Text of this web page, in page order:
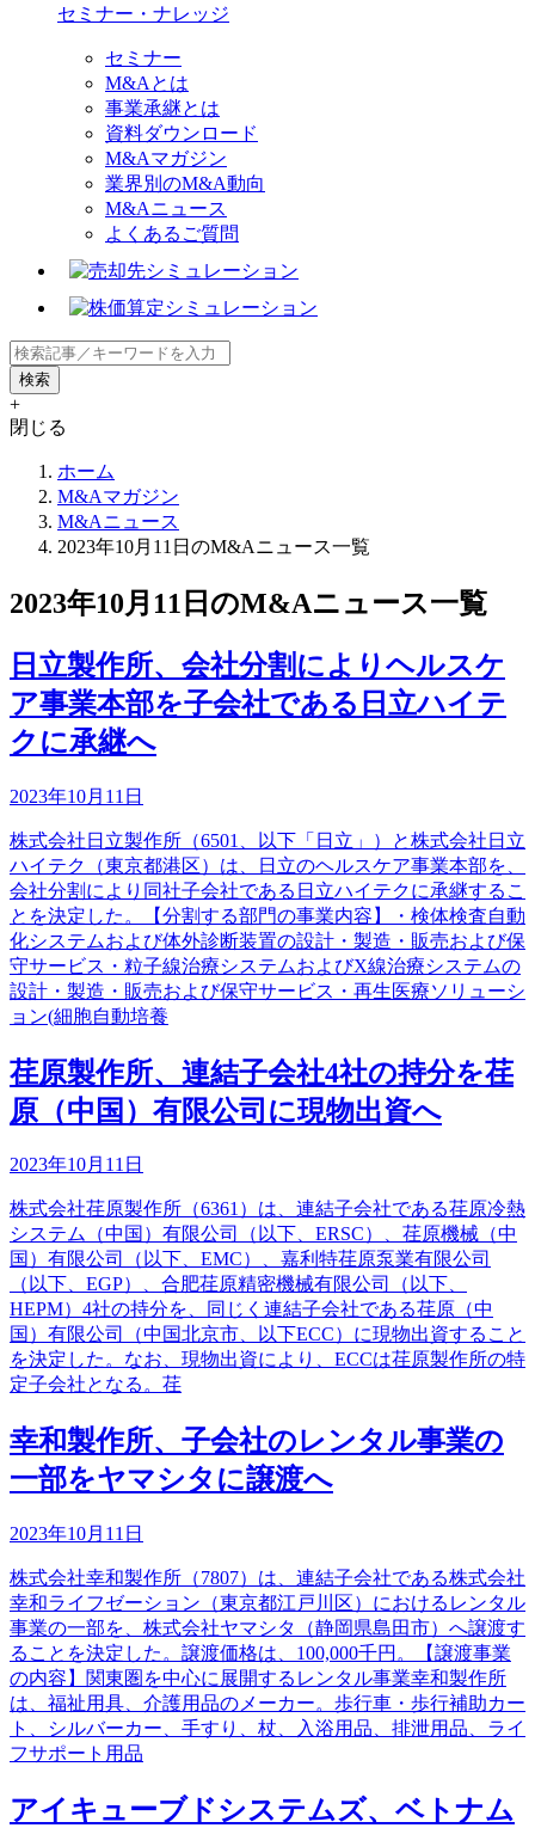
セミナー・ナレッジ
セミナー
M&Aとは
事業承継とは
資料ダウンロード
M&Aマガジン
業界別のM&A動向
M&Aニュース
よくあるご質問
+
閉じる
ホーム
M&Aマガジン
M&Aニュース
2023年10月11日のM&Aニュース一覧
2023年10月11日のM&Aニュース一覧
日立製作所、会社分割によりヘルスケ
ア事業本部を子会社である日立ハイテ
クに承継へ
2023年10月11日
株式会社日立製作所（6501、以下「日立」）と株式会社日立
ハイテク（東京都港区）は、日立のヘルスケア事業本部を、
会社分割により同社子会社である日立ハイテクに承継するこ
とを決定した。【分割する部門の事業内容】・検体検査自動
化システムおよび体外診断装置の設計・製造・販売および保
守サービス・粒子線治療システムおよびX線治療システムの
設計・製造・販売および保守サービス・再生医療ソリューシ
ョン(細胞自動培養
荏原製作所、連結子会社4社の持分を荏
原（中国）有限公司に現物出資へ
2023年10月11日
株式会社荏原製作所（6361）は、連結子会社である荏原冷熱
システム（中国）有限公司（以下、ERSC）、荏原機械（中
国）有限公司（以下、EMC）、嘉利特荏原泵業有限公司
（以下、EGP）、合肥荏原精密機械有限公司（以下、
HEPM）4社の持分を、同じく連結子会社である荏原（中
国）有限公司（中国北京市、以下ECC）に現物出資すること
を決定した。なお、現物出資により、ECCは荏原製作所の特
定子会社となる。荏
幸和製作所、子会社のレンタル事業の
一部をヤマシタに譲渡へ
2023年10月11日
株式会社幸和製作所（7807）は、連結子会社である株式会社
幸和ライフゼーション（東京都江戸川区）におけるレンタル
事業の一部を、株式会社ヤマシタ（静岡県島田市）へ譲渡す
ることを決定した。譲渡価格は、100,000千円。【譲渡事業
の内容】関東圏を中心に展開するレンタル事業幸和製作所
は、福祉用具、介護用品のメーカー。歩行車・歩行補助カー
ト、シルバーカー、手すり、杖、入浴用品、排泄用品、ライ
フサポート用品
アイキューブドシステムズ、ベトナム